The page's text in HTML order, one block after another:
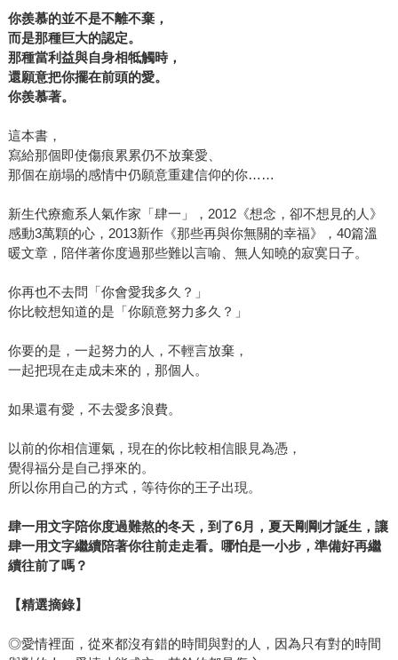
二本《那些再與你無關的幸福》的封面時，肆一與美術設計
也經過了長時間的溝通與調整，才完成了這一款具有意境與
氛圍的書封，肆一對書封的詮釋是「陽光蒸發了傷心的眼
淚」，非常貼近這本書想要傳達的正面意念。 這本《那些再
安排，他說：「這本書則是想要陪大家一起再往前走一點。
五月，夏天才剛剛開始，但葉子都已經綠了，日照時間也漸
漸拉長，陽光幫忙多蒸發了一些傷心，適合散步、遠遊，或
了。」這次肆一在書中展現原有纖細敏銳的觀察力，和益發
純熟的闡述能力，他認為愛情知易行難，他試著把大家都懂
前，知道是第一步。而我一直想做的就是這些事，試圖說些
很平常的道理，可能沒什麼大不了，但可以提醒那些其實你
才會好，因為每個人的愛情都不同，愛情並不是樣版模組。
但至少可以讓你知道，你永遠都值得有人對你好。眼淚有好
有壞，不希望是招惹讓大家傷心的眼淚，而可以是被了解的
一是個健談、幽默、反應快，偶爾言詞頗為犀利、偶爾又相
當貼心的人，就如同他文章中一貫的「一個男人的告白」那
段精準、誠實的開場白，讓人領略愛情的殘酷，然而內文的
手，但身旁都是戀愛動物，他所說的似乎都是別人的愛情故
事，但其中不難看出他自己對愛情的理解，正面、積極，鼓
勵書迷不要失去對愛的信仰，就如同他說的：「沒有人可以
阻止你對自己好，因為你是你的」。 ＊文中肆一照片，由三
你羨慕的並不是不離不棄，
而是那種巨大的認定。
那種當利益與自身相牴觸時，
還願意把你擺在前頭的愛。
你羨慕著。
這本書，
寫給那個即使傷痕累累仍不放棄愛、
那個在崩塌的感情中仍願意重建信仰的你……
新生代療癒系人氣作家「肆一」，2012《想念，卻不想見的人》
感動3萬顆的心，2013新作《那些再與你無關的幸福》，40篇溫
暖文章，陪伴著你度過那些難以言喻、無人知曉的寂寞日子。
你再也不去問「你會愛我多久？」
你比較想知道的是「你願意努力多久？」
你要的是，一起努力的人，不輕言放棄，
一起把現在走成未來的，那個人。
如果還有愛，不去愛多浪費。
以前的你相信運氣，現在的你比較相信眼見為憑，
覺得福分是自己掙來的。
所以你用自己的方式，等待你的王子出現。
肆一用文字陪你度過難熬的冬天，到了6月，夏天剛剛才誕生，讓
肆一用文字繼續陪著你往前走走看。哪怕是一小步，準備好再繼
續往前了嗎？
【精選摘錄】
◎愛情裡面，從來都沒有錯的時間與對的人，因為只有對的時間